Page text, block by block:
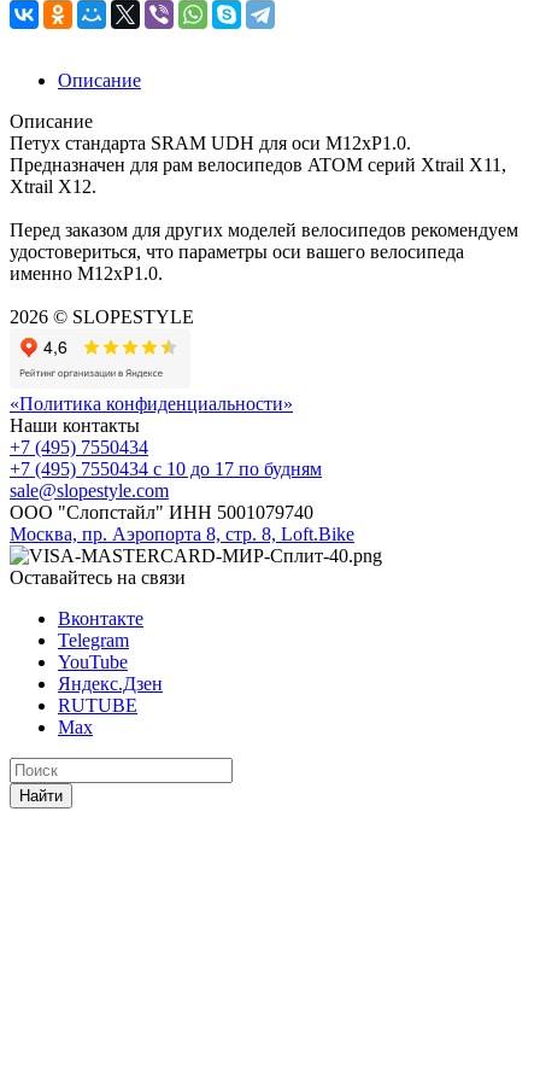
Описание
Описание
Петух стандарта SRAM UDH для оси М12хP1.0.
Предназначен для рам велосипедов ATOM серий Xtrail X11,
Xtrail X12.
Перед заказом для других моделей велосипедов рекомендуем
удостовериться, что параметры оси вашего велосипеда
именно М12хP1.0.
2026 © SLOPESTYLE
«Политика конфиденциальности»
Наши контакты
+7 (495) 7550434
+7 (495) 7550434 с 10 до 17 по будням
sale@slopestyle.com
ООО "Слопстайл" ИНН 5001079740
Москва, пр. Аэропорта 8, стр. 8, Loft.Bike
Оставайтесь на связи
Вконтакте
Telegram
YouTube
Яндекс.Дзен
RUTUBE
Max
Найти